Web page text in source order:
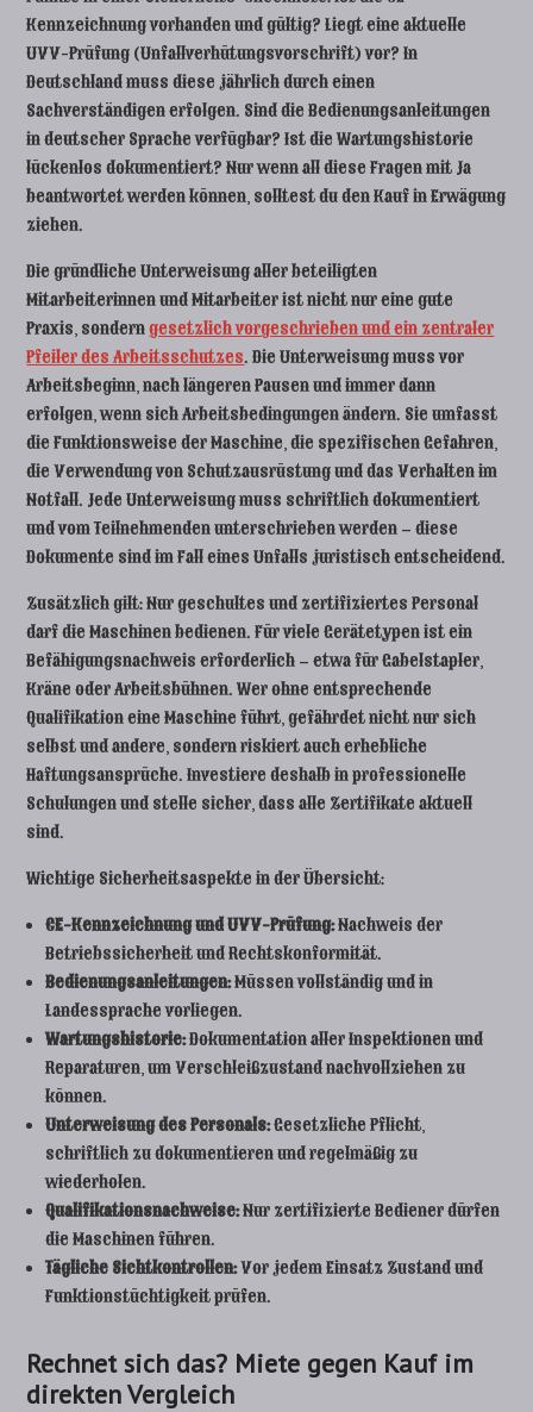
Kennzeichnung vorhanden und gültig? Liegt eine aktuelle
UVV-Prüfung (Unfallverhütungsvorschrift) vor? In
Deutschland muss diese jährlich durch einen
Sachverständigen erfolgen. Sind die Bedienungsanleitungen
in deutscher Sprache verfügbar? Ist die Wartungshistorie
lückenlos dokumentiert? Nur wenn all diese Fragen mit Ja
beantwortet werden können, solltest du den Kauf in Erwägung
ziehen.
Die gründliche Unterweisung aller beteiligten
Mitarbeiterinnen und Mitarbeiter ist nicht nur eine gute
Praxis, sonderngesetzlich vorgeschrieben und ein zentraler
Pfeiler des Arbeitsschutzes. Die Unterweisung muss vor
Arbeitsbeginn, nach längeren Pausen und immer dann
erfolgen, wenn sich Arbeitsbedingungen ändern. Sie umfasst
die Funktionsweise der Maschine, die spezifischen Gefahren,
die Verwendung von Schutzausrüstung und das Verhalten im
Notfall. Jede Unterweisung muss schriftlich dokumentiert
und vom Teilnehmenden unterschrieben werden – diese
Dokumente sind im Fall eines Unfalls juristisch entscheidend.
Zusätzlich gilt: Nur geschultes und zertifiziertes Personal
darf die Maschinen bedienen. Für viele Gerätetypen ist ein
Befähigungsnachweis erforderlich – etwa für Gabelstapler,
Kräne oder Arbeitsbühnen. Wer ohne entsprechende
Qualifikation eine Maschine führt, gefährdet nicht nur sich
selbst und andere, sondern riskiert auch erhebliche
Haftungsansprüche. Investiere deshalb in professionelle
Schulungen und stelle sicher, dass alle Zertifikate aktuell
sind.
Wichtige Sicherheitsaspekte in der Übersicht:
CE-Kennzeichnung und UVV-Prüfung:Nachweis der
Betriebssicherheit und Rechtskonformität.
Bedienungsanleitungen:Müssen vollständig und in
Landessprache vorliegen.
Wartungshistorie:Dokumentation aller Inspektionen und
Reparaturen, um Verschleißzustand nachvollziehen zu
können.
Unterweisung des Personals:Gesetzliche Pflicht,
schriftlich zu dokumentieren und regelmäßig zu
wiederholen.
Qualifikationsnachweise:Nur zertifizierte Bediener dürfen
die Maschinen führen.
Tägliche Sichtkontrollen:Vor jedem Einsatz Zustand und
Funktionstüchtigkeit prüfen.
Rechnet sich das? Miete gegen Kauf im
direkten Vergleich